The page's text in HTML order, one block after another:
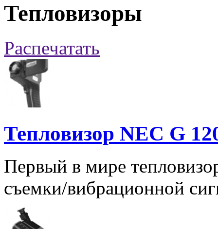
Тепловизоры
Распечатать
Тепловизор NEC G
Первый в мире
съемки/вибрационной